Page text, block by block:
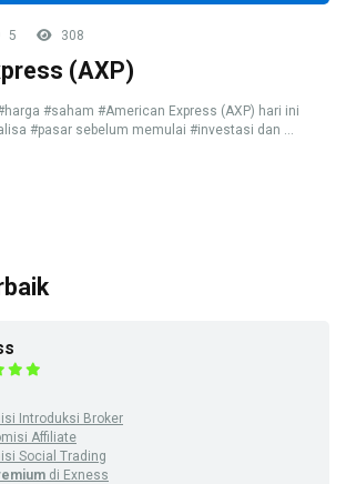
5 308
(AXP)
#saham #American Express (AXP) hari ini
#pasar sebelum memulai #investasi dan ...
Introduksi Broker
Affiliate
Social Trading
di Exness